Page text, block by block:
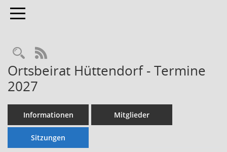
Toggle navigation
Rechercheauswahl
RSS-Feed
Ortsbeirat Hüttendorf - Termine
2027
Informationen Mitglieder
Sitzungen